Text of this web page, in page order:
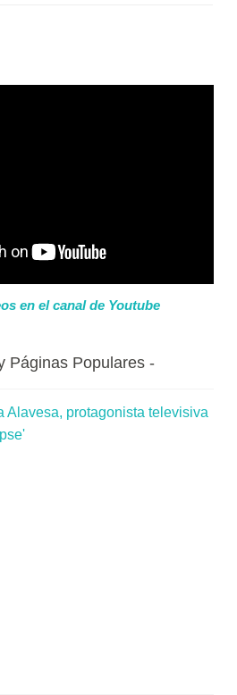
en el canal de Youtube
Páginas Populares
Alavesa, protagonista televisiva